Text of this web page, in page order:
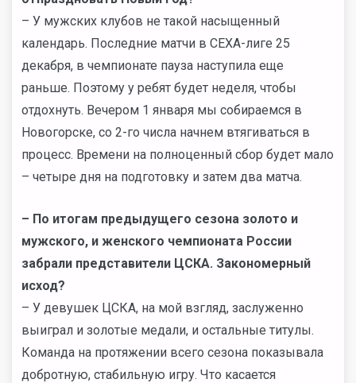
– У мужских клубов не такой насыщенный
календарь. Последние матчи в СЕХА-лиге 25
декабря, в чемпионате пауза наступила еще
раньше. Поэтому у ребят будет неделя, чтобы
отдохнуть. Вечером 1 января мы собираемся в
Новогорске, со 2-го числа начнем втягиваться в
процесс. Времени на полноценный сбор будет мало
– четыре дня на подготовку и затем два матча.
– По итогам предыдущего сезона золото и
мужского, и женского чемпионата России
забрали представители ЦСКА. Закономерный
исход?
– У девушек ЦСКА, на мой взгляд, заслуженно
выиграл и золотые медали, и остальные титулы.
Команда на протяжении всего сезона показывала
добротную, стабильную игру. Что касается